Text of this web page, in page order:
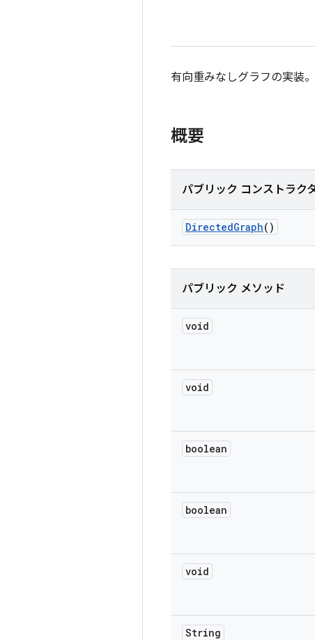
有向重みなしグラフの実装
概要
パブリック コンストラク
DirectedGraph()
パブリック メソッド
void
void
boolean
boolean
void
String